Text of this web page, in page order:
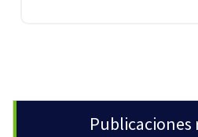
Publicaciones